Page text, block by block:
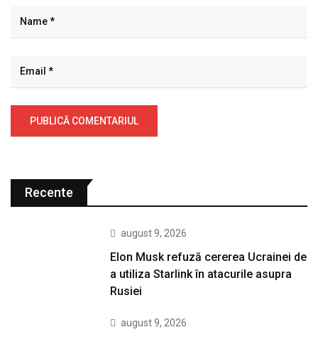
Recente
august 9, 2026
Elon Musk refuză cererea Ucrainei de
a utiliza Starlink în atacurile asupra
Rusiei
august 9, 2026